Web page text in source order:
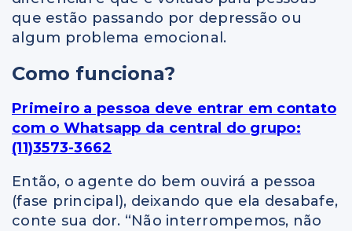
que estão passando por depressão ou
algum problema emocional.
Como funciona?
Primeiro a pessoa deve entrar em contato
com o Whatsapp da central do grupo:
(11)3573-3662
Então, o agente do bem ouvirá a pessoa
(fase principal), deixando que ela desabafe,
conte sua dor. “Não interrompemos, não